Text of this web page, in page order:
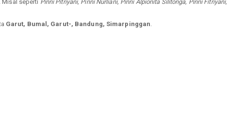
. Misal seperti Pinni Pitriyani, Pinni Nurliani, Pinni Alpionita Silitonga, Pinni Fitriyani,
Garut, Bumal, Garut-, Bandung, Simarpinggan